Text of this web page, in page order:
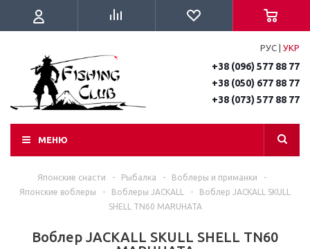
РУС УКР
+38 (096) 577 88 77
+38 (050) 677 88 77
+38 (073) 577 88 77
МЕНЮ
Японские снасти - Рыбалка - Воблеры и приманки
-
Японские воблеры
- Воблеры JACKALL -
Воблер JACKALL SKULL
SHELL TN60 MARUHATA
Воблер JACKALL SKULL SHELL TN60